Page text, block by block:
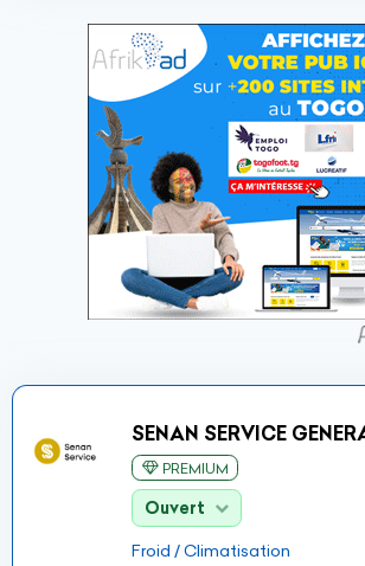
SENAN SERVICE
PREMIUM
Ouvert
Froid / Climatisation